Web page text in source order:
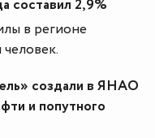
составил 2,9%
в регионе
создали в ЯНАО
и попутного